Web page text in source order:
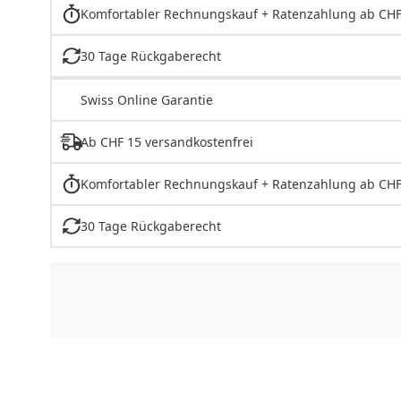
Komfortabler Rechnungskauf + Ratenzahlung ab
30 Tage Rückgaberecht
Swiss Online Garantie
Ab CHF 15 versandkostenfrei
Komfortabler Rechnungskauf + Ratenzahlung ab
30 Tage Rückgaberecht